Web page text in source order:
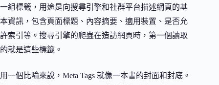
一組標籤，用途是向搜尋引擎和社群平台描述網頁的基
本資訊，包含頁面標題、內容摘要、適用裝置、是否允
許索引等。搜尋引擎的爬蟲在造訪網頁時，第一個讀取
的就是這些標籤。
用一個比喻來說，Meta Tags 就像一本書的封面和封底。